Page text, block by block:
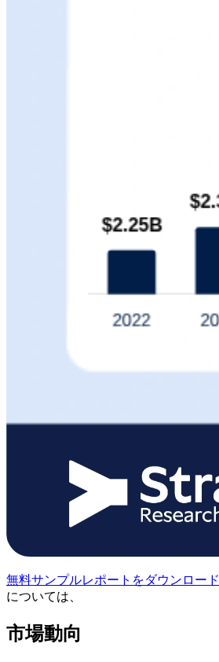
無料サンプルレポートをダウンロード
については、
市場動向